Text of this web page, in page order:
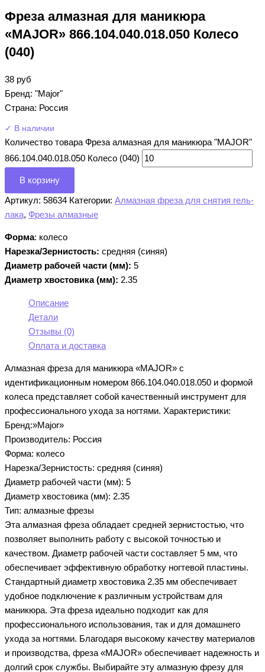
Фреза алмазная для маникюра
«MAJOR» 866.104.040.018.050 Колесо
(040)
38 руб
Бренд: "Major"
Страна: Россия
✓ В наличии
Количество товара Фреза алмазная для маникюра "MAJOR"
866.104.040.018.050 Колесо (040)
В корзину
Артикул: 58634 Категории: Алмазная фреза для снятия гель-
лака, Фрезы алмазные
Форма: колесо
Нарезка/Зернистость: средняя (синяя)
Диаметр рабочей части (мм): 5
Диаметр хвостовика (мм): 2.35
Описание
Детали
Отзывы (0)
Оплата и доставка
Алмазная фреза для маникюра «MAJOR» с
идентификационным номером 866.104.040.018.050 и формой
колеса представляет собой качественный инструмент для
профессионального ухода за ногтями. Характеристики:
Бренд:»Major»
Производитель: Россия
Форма: колесо
Нарезка/Зернистость: средняя (синяя)
Диаметр рабочей части (мм): 5
Диаметр хвостовика (мм): 2.35
Тип: алмазные фрезы
Эта алмазная фреза обладает средней зернистостью, что
позволяет выполнить работу с высокой точностью и
качеством. Диаметр рабочей части составляет 5 мм, что
обеспечивает эффективную обработку ногтевой пластины.
Стандартный диаметр хвостовика 2.35 мм обеспечивает
удобное подключение к различным устройствам для
маникюра. Эта фреза идеально подходит как для
профессионального использования, так и для домашнего
ухода за ногтями. Благодаря высокому качеству материалов
и производства, фреза «MAJOR» обеспечивает надежность и
долгий срок службы. Выбирайте эту алмазную фрезу для